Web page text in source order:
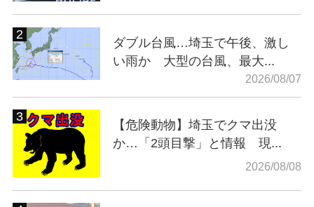
ダブル台風…埼玉で午後、激し
い雨か 大型の台風、最大...
2026/08/07
【危険動物】埼玉でクマ出没
か…「2頭目撃」と情報 現...
2026/08/08